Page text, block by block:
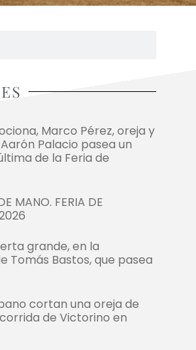
Marco Pérez, oreja y
Palacio pasea un
de la Feria de
MANO. FERIA DE
grande, en la
Tomás Bastos, que pasea
cortan una oreja de
de Victorino en